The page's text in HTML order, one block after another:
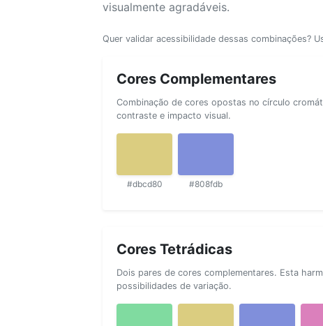
visualmente agradáveis.
Quer validar acessibilidade dessas combinações?
Cores Complementares
Combinação de cores opostas no círculo
contraste e impacto visual.
#dbcd80 #808fdb
Cores Tetrádicas
Dois pares de cores complementares. Esta
possibilidades de variação.